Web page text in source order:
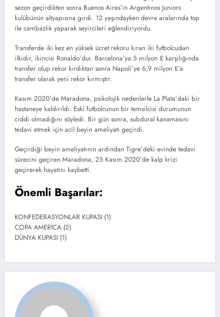
sezon geçirdikten sonra Buenos Aires’in Argentinos Juniors
kulübünün altyapısına girdi. 12 yaşındayken devre aralarında top
ile cambazlık yaparak seyircileri eğlendiriyordu.
Transferde iki kez en yüksek ücret rekoru kıran iki futbolcudan
ilkidir, ikincisi Ronaldo’dur. Barcelona’ya 5 milyon £ karşılığında
transfer olup rekor kırdıktan sonra Napoli’ye 6,9 milyon £’a
transfer olarak yeni rekor kırmıştır.
Kasım 2020’de Maradona, psikolojik nedenlerle La Plata’daki bir
hastaneye kaldırıldı. Eski futbolcunun bir temsilcisi durumunun
ciddi olmadığını söyledi. Bir gün sonra, subdural kanamasını
tedavi etmek için acil beyin ameliyatı geçirdi.
Geçirdiği beyin ameliyatının ardından Tigre’deki evinde tedavi
sürecini geçiren Maradona, 25 Kasım 2020’de kalp krizi
geçirerek hayatını kaybetti.
Önemli Başarılar:
KONFEDERASYONLAR KUPASI (1)
COPA AMERİCA (2)
DÜNYA KUPASI (1)